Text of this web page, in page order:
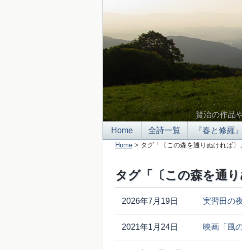
賢治の作品
Home
全詩一覧 『春と修羅
Home > タグ「〔この森を通りぬければ〕」
タグ「〔この森を通
2026年7月19日 実習田の
2021年1月24日 映画「風